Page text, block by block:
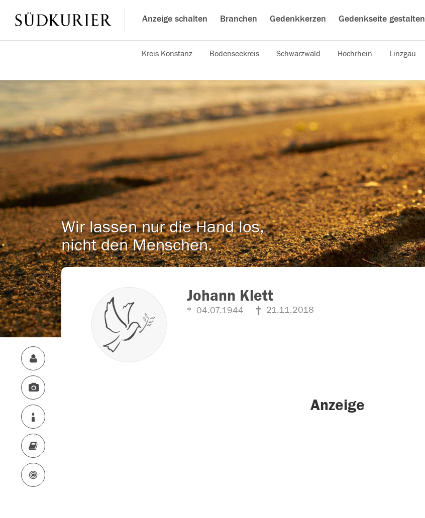
Anzeige schalten Branchen Gedenkkerzen Gedenkseite gestalten
Kreis Konstanz Bodenseekreis Schwarzwald Hochrhein Linzgau
Wir lassen nur die Hand los,
nicht den Menschen.
Johann Klett
04.07.1944 21.11.2018
Anzeige